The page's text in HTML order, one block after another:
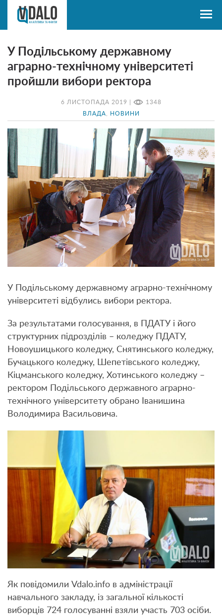
6 ЛИСТОПАДА 2019 | 1348
ВЛАДА НОВИНИ
У Подільському державному
аграрно-технічному університеті
пройшли вибори ректора
У Подільському державному аграрно-технічному
університеті відбулись вибори ректора.
За результатами голосування, в ПДАТУ і його
структурних підрозділів – коледжу ПДАТУ,
Новоушицького коледжу, Снятинського коледжу,
Бучацького коледжу, Шепетівського коледжу,
Кіцманського коледжу, Хотинського коледжу –
ректором Подільського державного аграрно-
технічного університету обрано Іванишина
Володимира Васильовича.
Як повідомили Vdalo.info в адміністрації
навчального закладу, із загальної кількості
виборців 724 голосуванні взяли участь 703 осіби.